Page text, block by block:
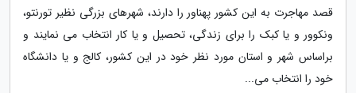
قصد مهاجرت به این کشور پهناور را دارند، شهرهای بزرگی نظیر تورنتو،
ونکوور و یا کبک را برای زندگی، تحصیل و یا کار انتخاب می نمایند و
براساس شهر و استان مورد نظر خود در این کشور، کالج و یا دانشگاه
خود را انتخاب می...